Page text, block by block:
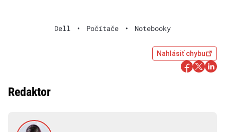
Dell • Počítače • Notebooky
Nahlásiť chybu
Redaktor